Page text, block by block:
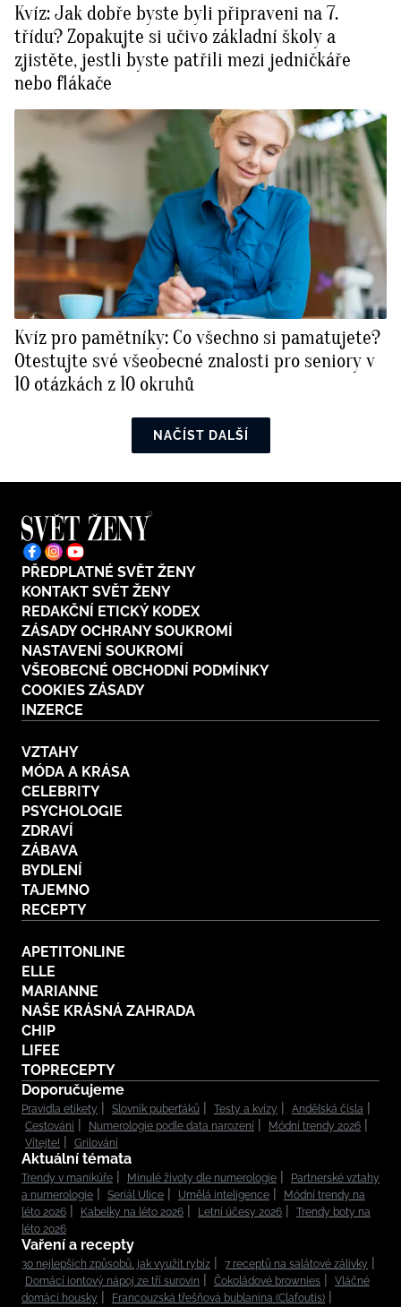
Kvíz: Jak dobře byste byli připraveni na 7.
třídu? Zopakujte si učivo základní školy a
zjistěte, jestli byste patřili mezi jedničkáře
nebo flákače
Kvíz pro pamětníky: Co všechno si pamatujete?
Otestujte své všeobecné znalosti pro seniory v
10 otázkách z 10 okruhů
NAČÍST DALŠÍ
PŘEDPLATNÉ SVĚT ŽENY
KONTAKT SVĚT ŽENY
REDAKČNÍ ETICKÝ KODEX
ZÁSADY OCHRANY SOUKROMÍ
NASTAVENÍ SOUKROMÍ
VŠEOBECNÉ OBCHODNÍ PODMÍNKY
COOKIES ZÁSADY
INZERCE
VZTAHY
MÓDA A KRÁSA
CELEBRITY
PSYCHOLOGIE
ZDRAVÍ
ZÁBAVA
BYDLENÍ
TAJEMNO
RECEPTY
APETITONLINE
ELLE
MARIANNE
NAŠE KRÁSNÁ ZAHRADA
CHIP
LIFEE
TOPRECEPTY
Doporučujeme
Pravidla etikety Slovník puberťáků Testy a kvízy
Andělská čísla
Cestování
Numerologie podle data narození
Módní trendy 2026
Vítejte!
Grilování
Aktuální témata
Trendy v manikúře Minulé životy dle numerologie
Partnerské vztahy
a numerologie
Seriál Ulice Umělá inteligence
Módní trendy na
léto 2026
Kabelky na léto 2026 Letní účesy 2026
Trendy boty na
léto 2026
Vaření a recepty
30 nejlepších způsobů, jak využít rybíz
7 receptů na salátové zálivky
Domácí iontový nápoj ze tří surovin
Čokoládové brownies
Vláčné
domácí housky
Francouzská třešňová bublanina (Clafoutis)